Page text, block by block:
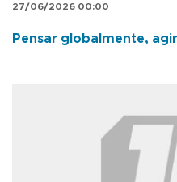
27/06/2026 00:00
Pensar globalmente,